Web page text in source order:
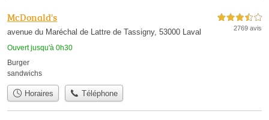
McDonald's
avenue du Maréchal de Lattre de Tassigny, 53000 Laval
Ouvert jusqu'à 0h30
3,5 étoiles sur 5
2769 avis
Burger
sandwichs
Horaires Téléphone